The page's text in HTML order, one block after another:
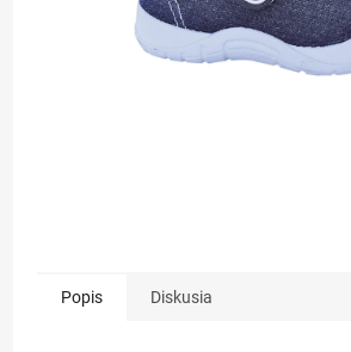
Popis Diskusia